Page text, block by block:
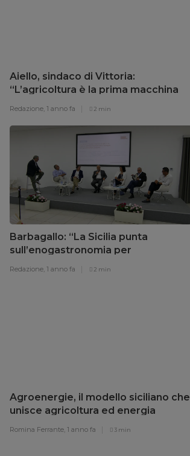
Aiello, sindaco di Vittoria:
“L’agricoltura è la prima macchina
Redazione, 1 anno fa 2 min
Barbagallo: “La Sicilia punta
sull’enogastronomia per
Redazione, 1 anno fa 2 min
Agroenergie, il modello siciliano che
unisce agricoltura ed energia
Romina Ferrante, 1 anno fa 3 min